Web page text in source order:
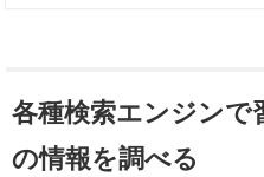
各種検索エンジンで
の情報を調べる